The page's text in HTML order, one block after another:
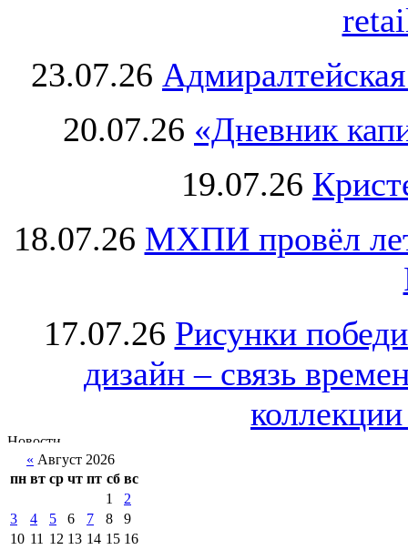
23.07.26
20.07.26 «Дневник
19.07.26
18.07.26 МХПИ провёл
17.07.26 Рисунки
дизайн – связь
« Август 2026
пн вт ср чт пт сб вс
1
2
3
4 5 6 7 8
9
10 11 12 13 14 15 16